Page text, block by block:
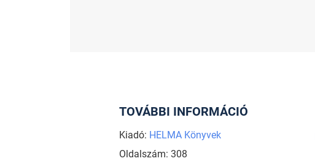
TOVÁBBI INFORMÁCIÓ
Kiadó: HELMA Könyvek
Oldalszám: 308